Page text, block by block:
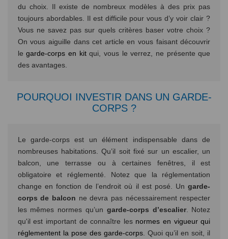
du choix. Il existe de nombreux modèles à des prix pas
toujours abordables. Il est difficile pour vous d’y voir clair ?
Vous ne savez pas sur quels critères baser votre choix ?
On vous aiguille dans cet article en vous faisant découvrir
legarde-corps en kitqui, vous le verrez, ne présente que
des avantages.
POURQUOI INVESTIR DANS UN GARDE-
CORPS ?
Le garde-corps est un élément indispensable dans de
nombreuses habitations. Qu’il soit fixé sur un escalier, un
balcon, une terrasse ou à certaines fenêtres, il est
obligatoire et réglementé. Notez que la réglementation
change en fonction de l’endroit où il est posé. Ungarde-
corps de balcon ne devra pas nécessairement respecter
les mêmes normes qu’un garde-corps d’escalier. Notez
qu'il est important de connaître les normes en vigueur qui
réglementent la pose des garde-corps. Quoi qu’il en soit, il